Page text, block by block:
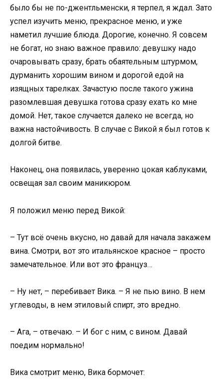
было бы не по-джентльменски, я терпел, я ждал. Зато
успел изучить меню, прекрасное меню, и уже
наметил лучшие блюда. Дорогие, конечно. Я совсем
не богат, но знаю важное правило: девушку надо
очаровывать сразу, брать обаятельным штурмом,
дурманить хорошим вином и дорогой едой на
изящных тарелках. Зачастую после такого ужина
разомлевшая девушка готова сразу ехать ко мне
домой. Нет, такое случается далеко не всегда, но
важна настойчивость. В случае с Викой я был готов к
долгой битве.
Наконец, она появилась, уверенно цокая каблуками,
освещая зал своим маникюром.
Я положил меню перед Викой:
– Тут всё очень вкусно, но давай для начала закажем
вина. Смотри, вот это итальянское красное – просто
замечательное. Или вот это француз…
– Ну нет, – перебивает Вика. – Я не пью вино. В нем
углеводы, в нем этиловый спирт, это вредно.
– Ага, – отвечаю. – И бог с ним, с вином. Давай
поедим нормально!
Вика смотрит меню, Вика бормочет: